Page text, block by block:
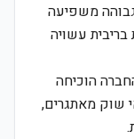
משפיעה
עשויה
הוכיחה
שוק מאתגרים,